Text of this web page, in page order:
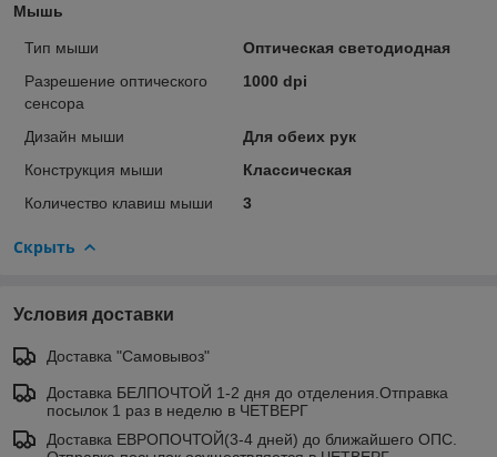
Мышь
Тип мыши
Оптическая светодиодная
Разрешение оптического
сенсора
1000 dpi
Дизайн мыши
Для обеих рук
Конструкция мыши
Классическая
Количество клавиш мыши
3
Скрыть
Условия доставки
Доставка "Самовывоз"
Доставка БЕЛПОЧТОЙ 1-2 дня до отделения.Отправка
посылок 1 раз в неделю в ЧЕТВЕРГ
Доставка ЕВРОПОЧТОЙ(3-4 дней) до ближайшего ОПС.